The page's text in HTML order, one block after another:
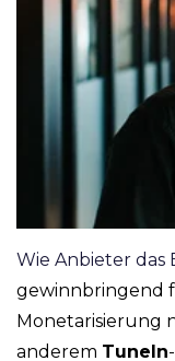
Wie Anbieter das
gewinnbringend
Monetarisierung
anderem TuneIn